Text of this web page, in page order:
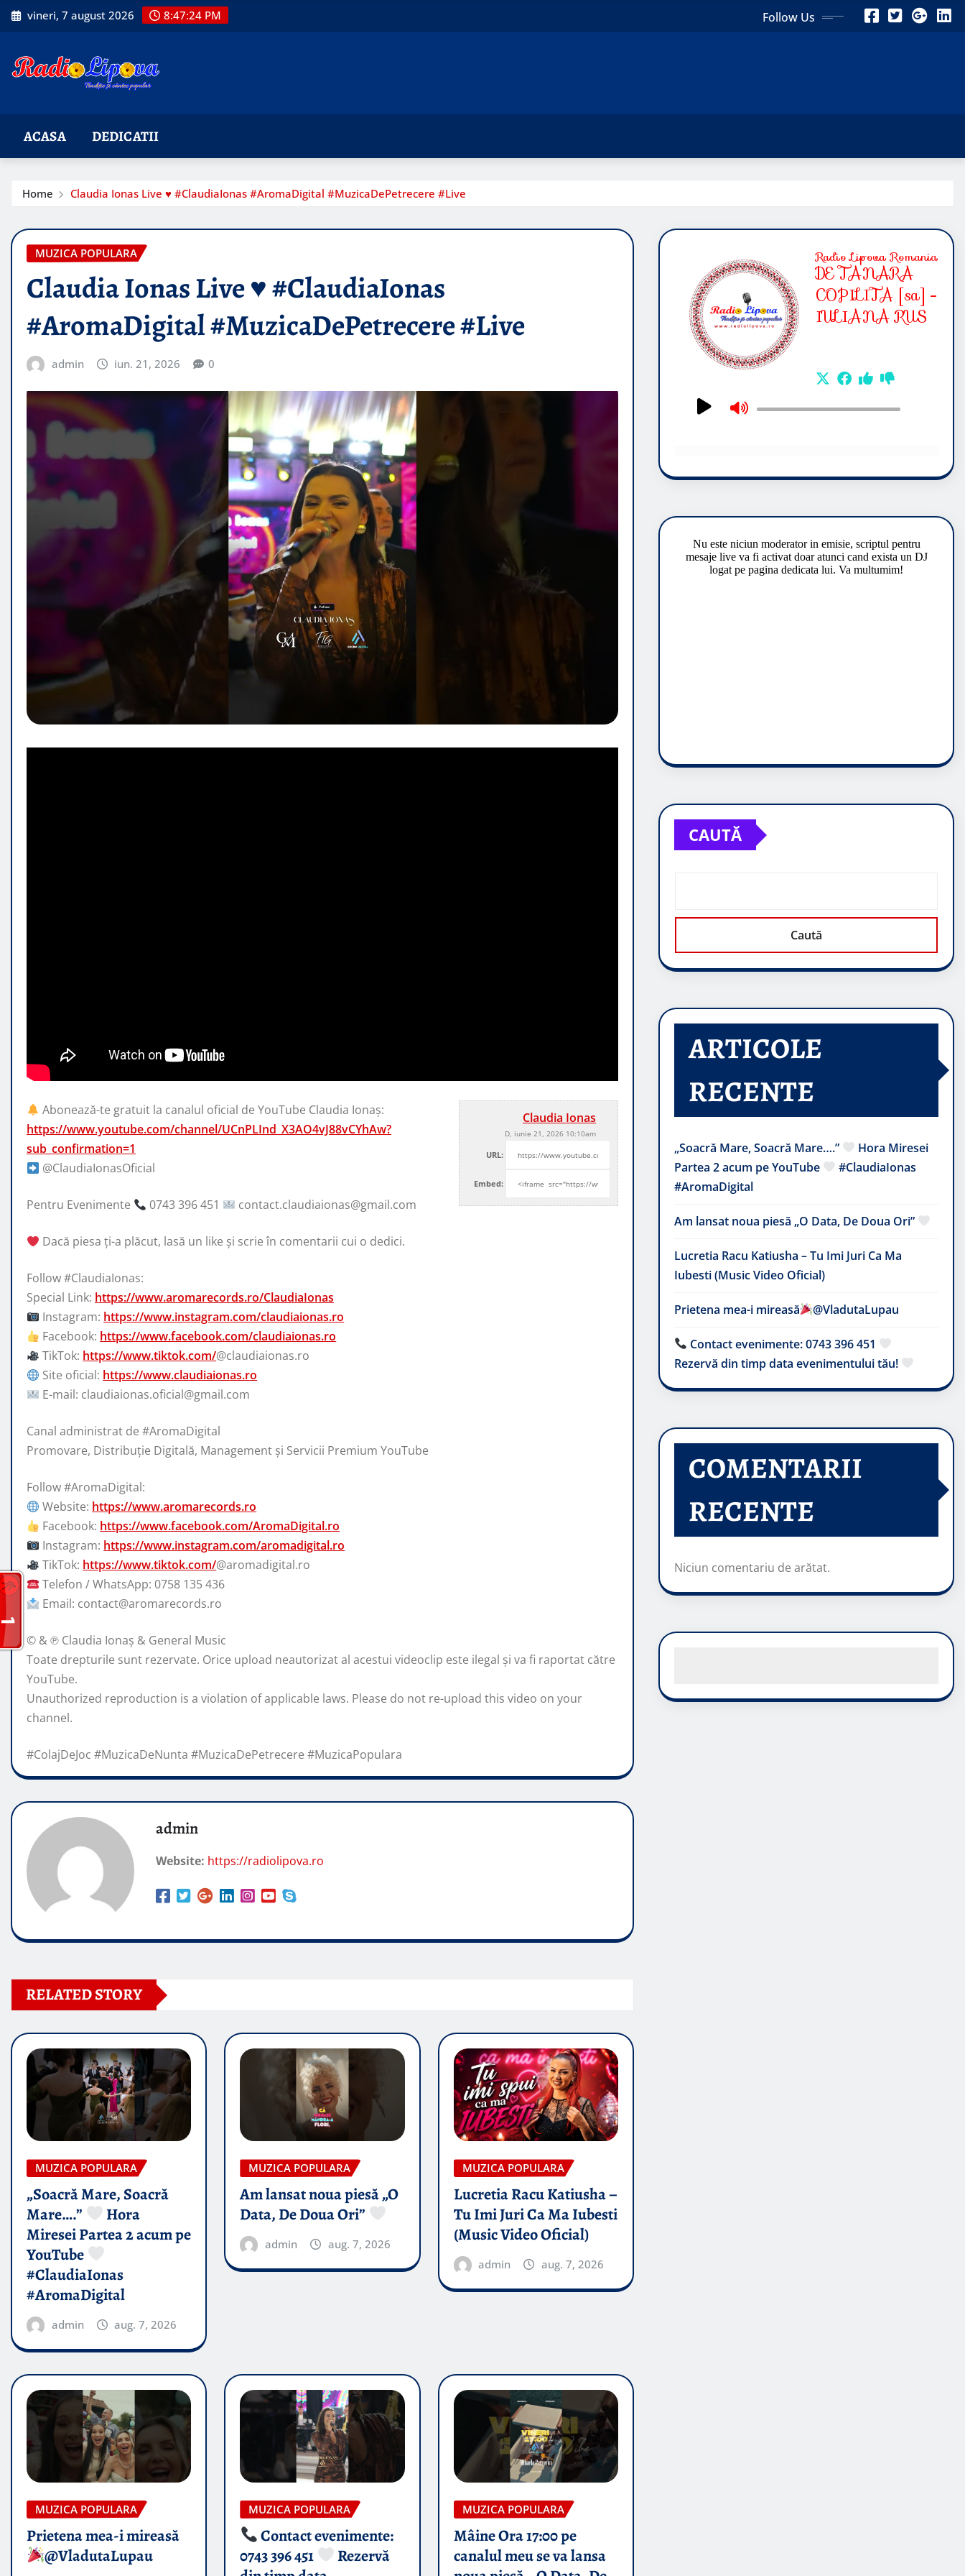
Skip
to
vineri, 7 august 2026 8:47:25 PM Follow Us
ACASA DEDICATII
Home Claudia Ionas Live ♥️ #ClaudiaIonas #AromaDigital #MuzicaDePetrecere #Live
MUZICA POPULARA
Claudia Ionas Live ♥️ #ClaudiaIonas
#AromaDigital #MuzicaDePetrecere #Live
admin iun. 21, 2026 0
Claudia Ionas
D, iunie 21, 2026 10:10am
URL:
Embed:
Abonează-te gratuit la canalul oficial de YouTube Claudia Ionaș:
https://www.youtube.com/channel/UCnPLInd_X3AO4vJ88vCYhAw?
sub_confirmation=1
@ClaudiaIonasOficial
Pentru Evenimente 0743 396 451 contact.claudiaionas@gmail.com
Dacă piesa ți-a plăcut, lasă un like și scrie în comentarii cui o dedici.
Follow #ClaudiaIonas:
Special Link: https://www.aromarecords.ro/ClaudiaIonas
Instagram: https://www.instagram.com/claudiaionas.ro
Facebook: https://www.facebook.com/claudiaionas.ro
TikTok: https://www.tiktok.com/@claudiaionas.ro
Site oficial: https://www.claudiaionas.ro
E-mail: claudiaionas.oficial@gmail.com
Canal administrat de #AromaDigital
Promovare, Distribuție Digitală, Management și Servicii Premium YouTube
Follow #AromaDigital:
Website: https://www.aromarecords.ro
Facebook: https://www.facebook.com/AromaDigital.ro
Instagram: https://www.instagram.com/aromadigital.ro
TikTok: https://www.tiktok.com/@aromadigital.ro
Telefon / WhatsApp: 0758 135 436
Email: contact@aromarecords.ro
© & ℗ Claudia Ionaș & General Music
Toate drepturile sunt rezervate. Orice upload neautorizat al acestui videoclip este ilegal și va fi raportat către
YouTube.
Unauthorized reproduction is a violation of applicable laws. Please do not re-upload this video on your
channel.
#ColajDeJoc #MuzicaDeNunta #MuzicaDePetrecere #MuzicaPopulara
admin
Website: https://radiolipova.ro
RELATED STORY
MUZICA POPULARA
„Soacră Mare, Soacră
Mare….”
Hora
Miresei Partea 2 acum pe
YouTube
#ClaudiaIonas
#AromaDigital
admin aug. 7, 2026
MUZICA POPULARA
Am lansat noua piesă „O
Data, De Doua Ori”
admin aug. 7, 2026
MUZICA POPULARA
Lucretia Racu Katiusha –
Tu Imi Juri Ca Ma Iubesti
(Music Video Oficial)
admin aug. 7, 2026
MUZICA POPULARA
Prietena mea-i mireasă​
@VladutaLupau
MUZICA POPULARA
Contact evenimente:
0743 396 451
Rezervă
MUZICA POPULARA
Mâine Ora 17:00 pe
canalul meu se va lansa
CAUTĂ
Caută
ARTICOLE
RECENTE
„Soacră Mare, Soacră Mare….”
Hora Miresei
Partea 2 acum pe YouTube
#ClaudiaIonas
#AromaDigital
Am lansat noua piesă „O Data, De Doua Ori”
Lucretia Racu Katiusha – Tu Imi Juri Ca Ma
Iubesti (Music Video Oficial)
Prietena mea-i mireasă​ @VladutaLupau
Contact evenimente: 0743 396 451
Rezervă din timp data evenimentului tău!
COMENTARII
RECENTE
Niciun comentariu de arătat.